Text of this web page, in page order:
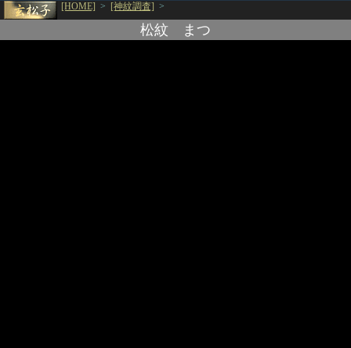
[HOME] > [神紋調査] >
松紋 まつ